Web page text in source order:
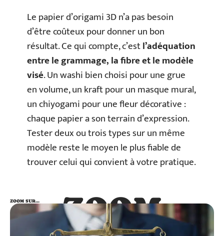
Le papier d’origami 3D n’a pas besoin
d’être coûteux pour donner un bon
résultat. Ce qui compte, c’estl’adéquation
entre le grammage, la fibre et le modèle
visé. Un washi bien choisi pour une grue
en volume, un kraft pour un masque mural,
un chiyogami pour une fleur décorative :
chaque papier a son terrain d’expression.
Tester deux ou trois types sur un même
modèle reste le moyen le plus fiable de
trouver celui qui convient à votre pratique.
ZOOM
SUR…
ZOOM SUR…